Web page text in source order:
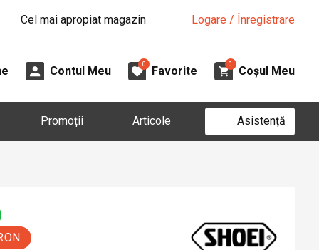
Cel mai apropiat magazin Logare / Înregistrare
Contul Meu
0
Favorite
0
Coșul Meu
Promoții Articole Asistență